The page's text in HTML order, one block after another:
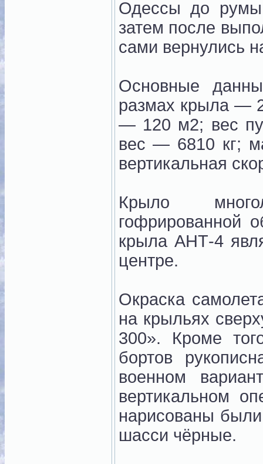
Одессы до
затем после
сами вернулись
Основные
размах крыла —
— 120 м2; вес
вес — 6810 кг;
вертикальная
Крыло
гофрированной
крыла АНТ-4
центре.
Окраска
на крыльях
300». Кроме
бортов
военном
вертикальном
нарисованы
шасси чёрные.